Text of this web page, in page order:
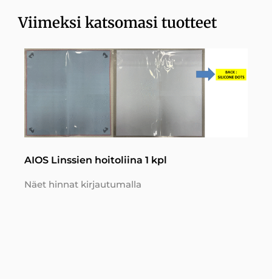
Viimeksi katsomasi tuotteet
AIOS Linssien hoitoliina 1 kpl
Näet hinnat kirjautumalla